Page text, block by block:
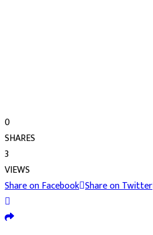
0
SHARES
3
VIEWS
Share on Facebook Share on Twitter